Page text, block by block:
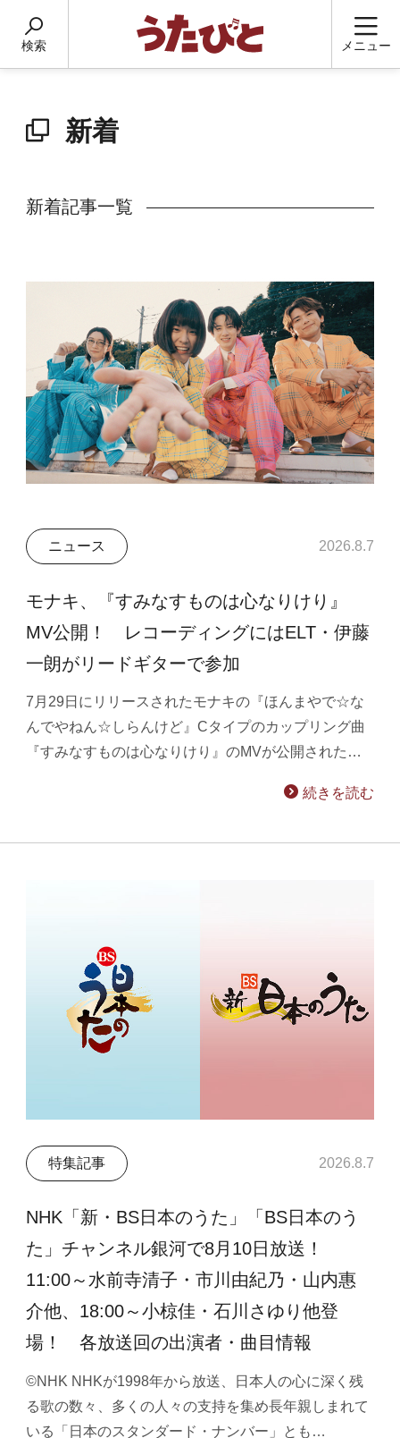
検索 メニュー
新着
新着記事一覧
ニュース 2026.8.7
モナキ、『すみなすものは心なりけり』
MV公開！ レコーディングにはELT・伊藤
一朗がリードギターで参加
7月29日にリリースされたモナキの『ほんまやで☆な
んでやねん☆しらんけど』Cタイプのカップリング曲
『すみなすものは心なりけり』のMVが公開された…
続きを読む
特集記事 2026.8.7
NHK「新・BS日本のうた」「BS日本のう
た」チャンネル銀河で8月10日放送！
11:00～水前寺清子・市川由紀乃・山内惠
介他、18:00～小椋佳・石川さゆり他登
場！ 各放送回の出演者・曲目情報
©NHK NHKが1998年から放送、日本人の心に深く残
る歌の数々、多くの人々の支持を集め長年親しまれて
いる「日本のスタンダード・ナンバー」とも…